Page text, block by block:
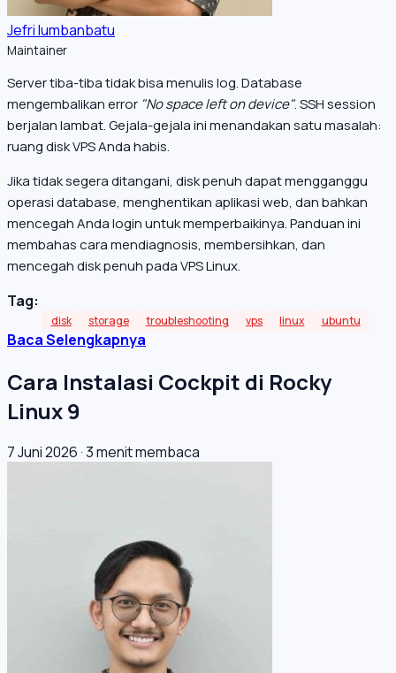
Jefri lumbanbatu
Maintainer
Server tiba-tiba tidak bisa menulis log. Database
mengembalikan error "No space left on device". SSH session
berjalan lambat. Gejala-gejala ini menandakan satu masalah:
ruang disk VPS Anda habis.
Jika tidak segera ditangani, disk penuh dapat mengganggu
operasi database, menghentikan aplikasi web, dan bahkan
mencegah Anda login untuk memperbaikinya. Panduan ini
membahas cara mendiagnosis, membersihkan, dan
mencegah disk penuh pada VPS Linux.
Tag:
disk storage troubleshooting vps linux ubuntu
Baca Selengkapnya
Cara Instalasi Cockpit di Rocky
Linux 9
7 Juni 2026·3 menit membaca